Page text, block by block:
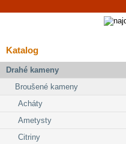
Katalog
Drahé kameny
Broušené kameny
Acháty
Ametysty
Citriny